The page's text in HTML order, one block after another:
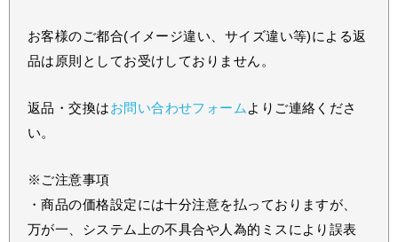
お客様のご都合(イメージ違い、サイズ違い等)による返
品は原則としてお受けしておりません。
返品・交換はお問い合わせフォーム よりご連絡くださ
い。
※ご注意事項
・商品の価格設定には十分注意を払っておりますが、
万が一、システム上の不具合や人為的ミスにより誤表